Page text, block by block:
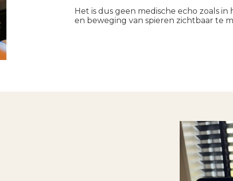
Het is dus geen medische echo zoals
en beweging van spieren zichtbaar te